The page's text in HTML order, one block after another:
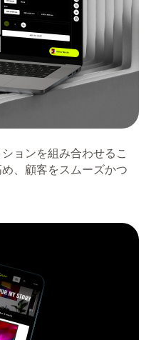
ョンを組み合わせるこ
、顧客をスムーズかつ